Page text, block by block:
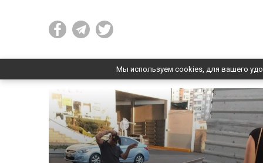
Мы используем cookies, для вашего